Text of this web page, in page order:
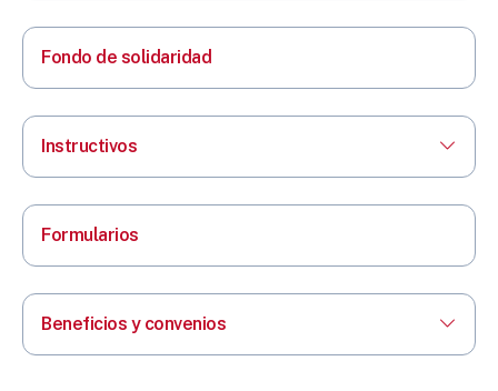
Fondo de solidaridad
Instructivos
Formularios
Beneficios y convenios